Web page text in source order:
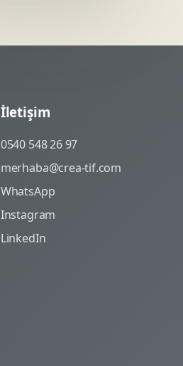
İletişim
0540 548 26 97
merhaba@crea-tif.com
WhatsApp
Instagram
LinkedIn